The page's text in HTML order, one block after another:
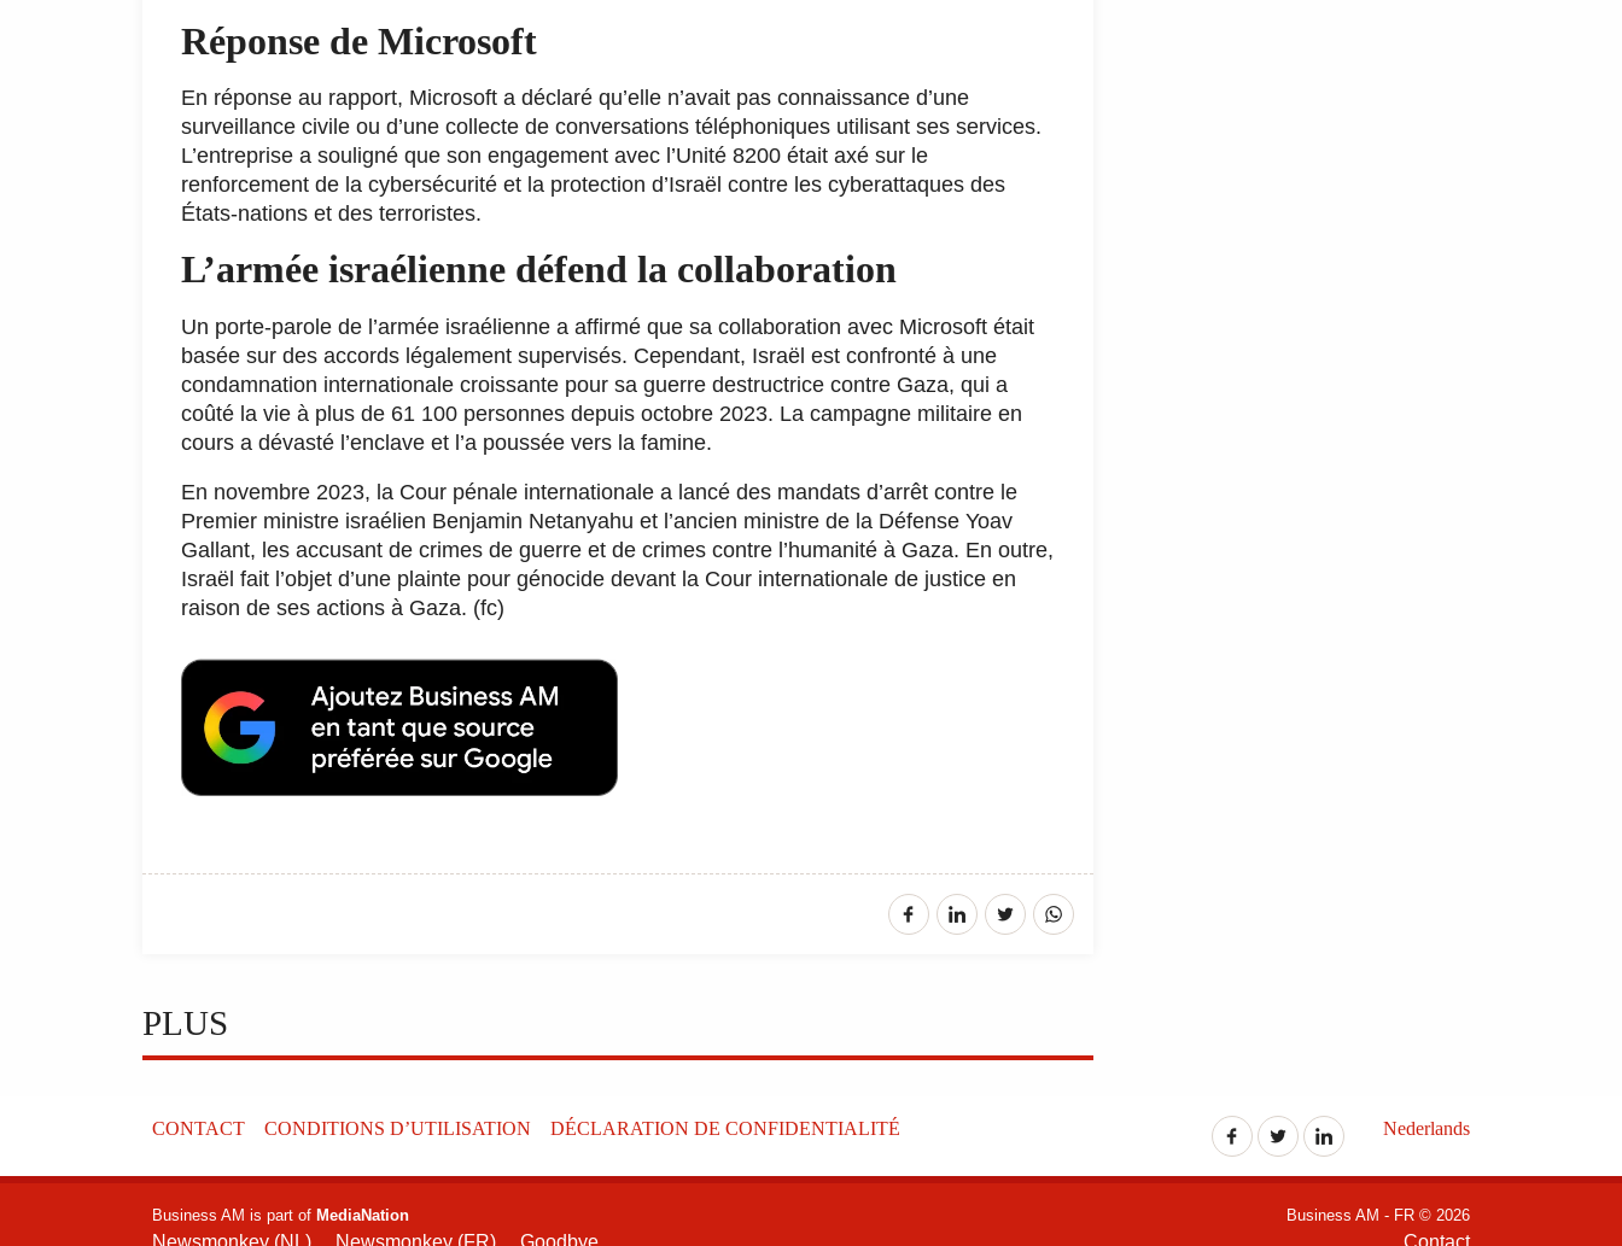
Réponse de Microsoft
En réponse au rapport, Microsoft a déclaré qu’elle n’avait pas connaissance d’une
surveillance civile ou d’une collecte de conversations téléphoniques utilisant ses services.
L’entreprise a souligné que son engagement avec l’Unité 8200 était axé sur le
renforcement de la cybersécurité et la protection d’Israël contre les cyberattaques des
États-nations et des terroristes.
L’armée israélienne défend la collaboration
Un porte-parole de l’armée israélienne a affirmé que sa collaboration avec Microsoft était
basée sur des accords légalement supervisés. Cependant, Israël est confronté à une
condamnation internationale croissante pour sa guerre destructrice contre Gaza, qui a
coûté la vie à plus de 61 100 personnes depuis octobre 2023. La campagne militaire en
cours a dévasté l’enclave et l’a poussée vers la famine.
En novembre 2023, la Cour pénale internationale a lancé des mandats d’arrêt contre le
Premier ministre israélien Benjamin Netanyahu et l’ancien ministre de la Défense Yoav
Gallant, les accusant de crimes de guerre et de crimes contre l’humanité à Gaza. En outre,
Israël fait l’objet d’une plainte pour génocide devant la Cour internationale de justice en
raison de ses actions à Gaza. (fc)
PLUS
CONTACT CONDITIONS D’UTILISATION DÉCLARATION DE CONFIDENTIALITÉ Nederlands
Business AM is part of MediaNation Business AM - FR © 2026